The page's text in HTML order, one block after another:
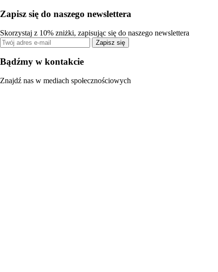
Zapisz się do naszego newslettera
Skorzystaj z 10% zniżki, zapisując się do naszego newslettera
Zapisz się
Bądźmy w kontakcie
Znajdź nas w mediach społecznościowych